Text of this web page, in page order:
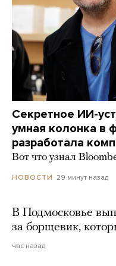
Секретное ИИ-
умная колонка в
разработала
Вот что узнал
НОВОСТИ 29 минут назад
В Подмосковье
за борщевик,
час назад